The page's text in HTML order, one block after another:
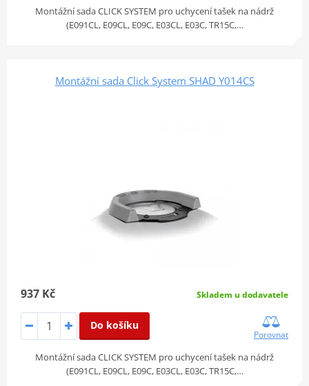
Montážní sada CLICK SYSTEM pro uchycení tašek na nádrž
(E091CL, E09CL, E09C, E03CL, E03C, TR15C,…
Montážní sada Click System SHAD Y014CS
937 Kč Skladem u dodavatele
Do košíku
Porovnat
Montážní sada CLICK SYSTEM pro uchycení tašek na nádrž
(E091CL, E09CL, E09C, E03CL, E03C, TR15C,…